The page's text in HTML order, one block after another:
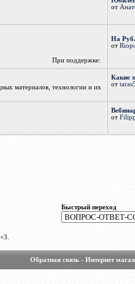
от
При поддержке:
На
от
материалов, технологии и их
Какие
от
от
Быстрый переход
Обратная связь- Интернет